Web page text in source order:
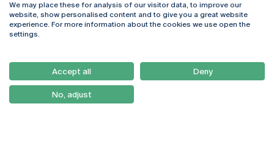
Rua Diogo Botelho 1327
4169-005 Porto
+351 226 196 240
Campus Online
Webmail
Como Chegar
Newsletter
We may place these for analysis of our visitor data, to improve our
website, show personalised content and to give you a great website
experience. For more information about the cookies we use open the
settings.
Accept all Deny
No, adjust